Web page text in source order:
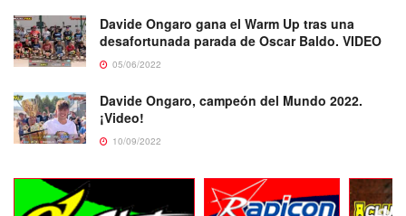
Davide Ongaro gana el Warm Up tras una
desafortunada parada de Oscar Baldo. VIDEO
05/06/2022
Davide Ongaro, campeón del Mundo 2022.
¡Video!
10/09/2022